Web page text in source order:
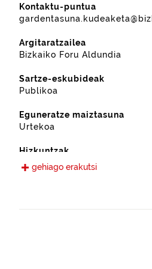
Kontaktu-puntua
Argitaratzailea
Bizkaiko Foru Aldundia
Sartze-eskubideak
Publikoa
Eguneratze maiztasuna
Urtekoa
Hizkuntzak
Gaztelania
gehiago erakutsi